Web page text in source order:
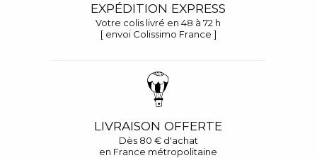
EXPÉDITION EXPRESS
Votre colis livré en 48 à 72 h
[ envoi Colissimo France ]
LIVRAISON OFFERTE
Dès 80 € d'achat
en France métropolitaine